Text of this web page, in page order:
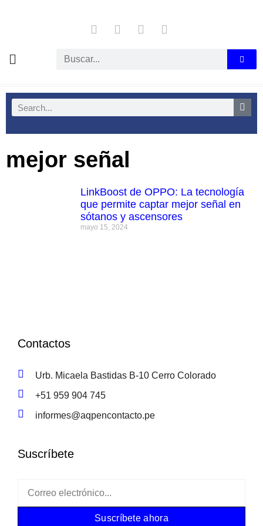
mejor señal
LinkBoost de OPPO: La tecnología
que permite captar mejor señal en
sótanos y ascensores
mayo 15, 2024
Contactos
Urb. Micaela Bastidas B-10 Cerro Colorado
+51 959 904 745
informes@aqpencontacto.pe
Suscríbete
Suscríbete ahora